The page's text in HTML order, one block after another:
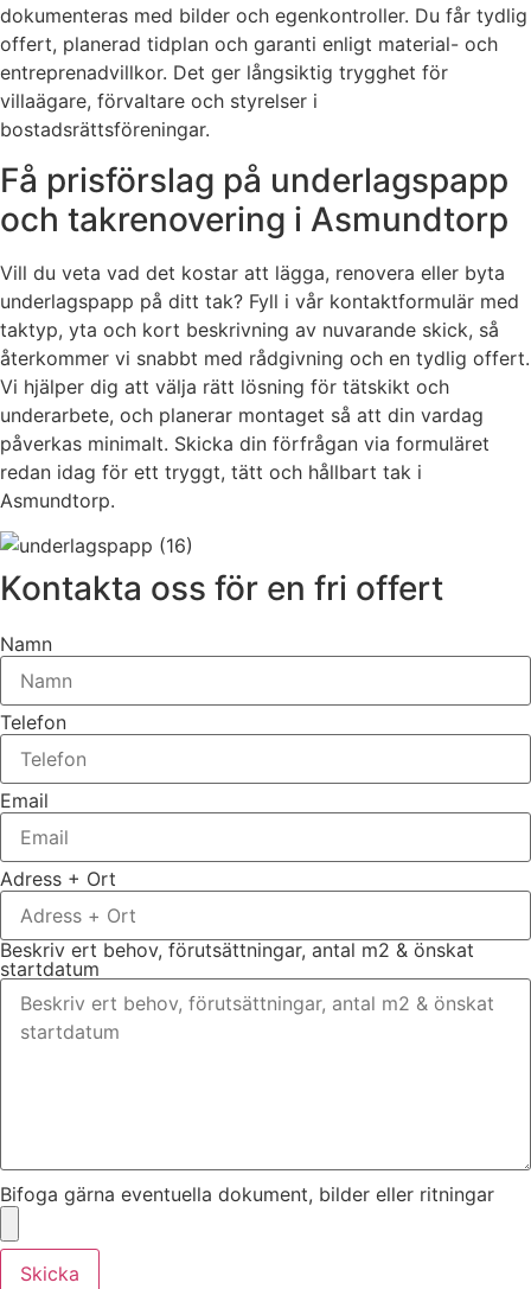
dokumenteras med bilder och egenkontroller. Du får tydlig
offert, planerad tidplan och garanti enligt material- och
entreprenadvillkor. Det ger långsiktig trygghet för
villaägare, förvaltare och styrelser i
bostadsrättsföreningar.
Få prisförslag på underlagspapp
och takrenovering i Asmundtorp
Vill du veta vad det kostar att lägga, renovera eller byta
underlagspapp på ditt tak? Fyll i vår kontaktformulär med
taktyp, yta och kort beskrivning av nuvarande skick, så
återkommer vi snabbt med rådgivning och en tydlig offert.
Vi hjälper dig att välja rätt lösning för tätskikt och
underarbete, och planerar montaget så att din vardag
påverkas minimalt. Skicka din förfrågan via formuläret
redan idag för ett tryggt, tätt och hållbart tak i
Asmundtorp.
Kontakta oss för en fri offert
Namn
Telefon
Email
Adress + Ort
Beskriv ert behov, förutsättningar, antal m2 & önskat
startdatum
Bifoga gärna eventuella dokument, bilder eller ritningar
Skicka